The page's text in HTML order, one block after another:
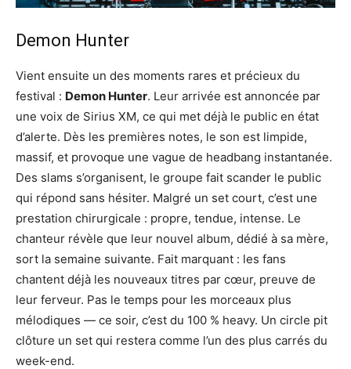
Demon Hunter
Vient ensuite un des moments rares et précieux du
festival : Demon Hunter. Leur arrivée est annoncée par
une voix de Sirius XM, ce qui met déjà le public en état
d’alerte. Dès les premières notes, le son est limpide,
massif, et provoque une vague de headbang instantanée.
Des slams s’organisent, le groupe fait scander le public
qui répond sans hésiter. Malgré un set court, c’est une
prestation chirurgicale : propre, tendue, intense. Le
chanteur révèle que leur nouvel album, dédié à sa mère,
sort la semaine suivante. Fait marquant : les fans
chantent déjà les nouveaux titres par cœur, preuve de
leur ferveur. Pas le temps pour les morceaux plus
mélodiques — ce soir, c’est du 100 % heavy. Un circle pit
clôture un set qui restera comme l’un des plus carrés du
week-end.